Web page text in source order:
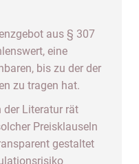
aus § 307
eine
bis zu der der
zu tragen hat.
der Literatur rät
Preisklauseln
gestaltet